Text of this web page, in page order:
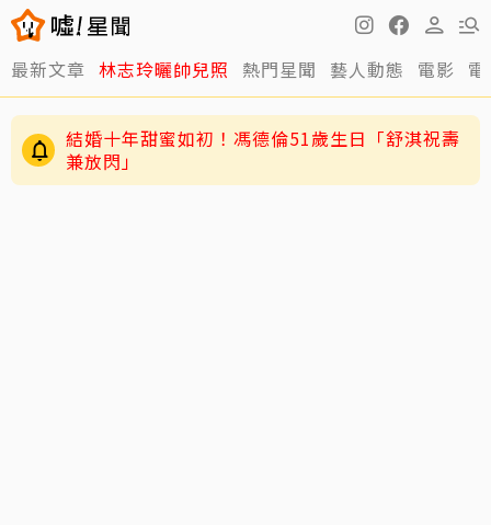
最新文章 林志玲曬帥兒照 熱門星聞 藝人動態 電影
結婚十年甜蜜如初！馮德倫51歲生日「舒淇祝壽
兼放閃」